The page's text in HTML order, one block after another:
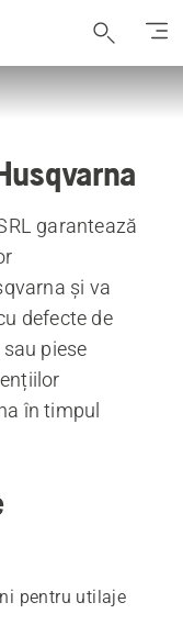
garantează
și va
defecte de
piese
în timpul
pentru utilaje